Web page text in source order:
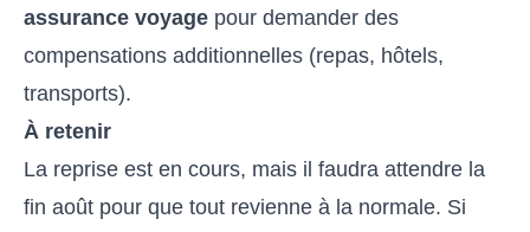
assurance voyage pour demander des
compensations additionnelles (repas, hôtels,
transports).
À retenir
La reprise est en cours, mais il faudra attendre la
fin août pour que tout revienne à la normale. Si